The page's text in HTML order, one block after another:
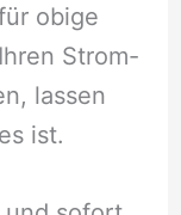
obige
Strom-
lassen
ist.